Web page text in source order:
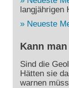
langjährigen
Neueste
Kann
Sind die
Hätten sie
warnen